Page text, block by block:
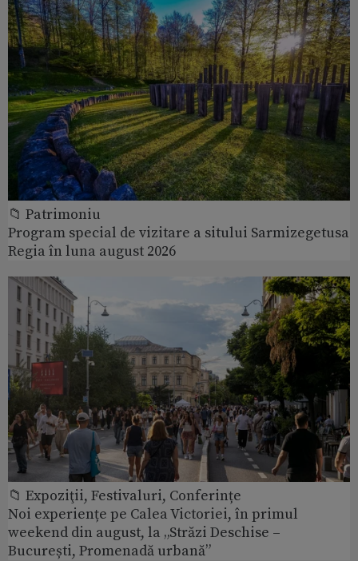
📁 Patrimoniu
Program special de vizitare a sitului Sarmizegetusa
Regia în luna august 2026
📁 Expoziţii, Festivaluri, Conferințe
Noi experiențe pe Calea Victoriei, în primul
weekend din august, la „Străzi Deschise –
București, Promenadă urbană”